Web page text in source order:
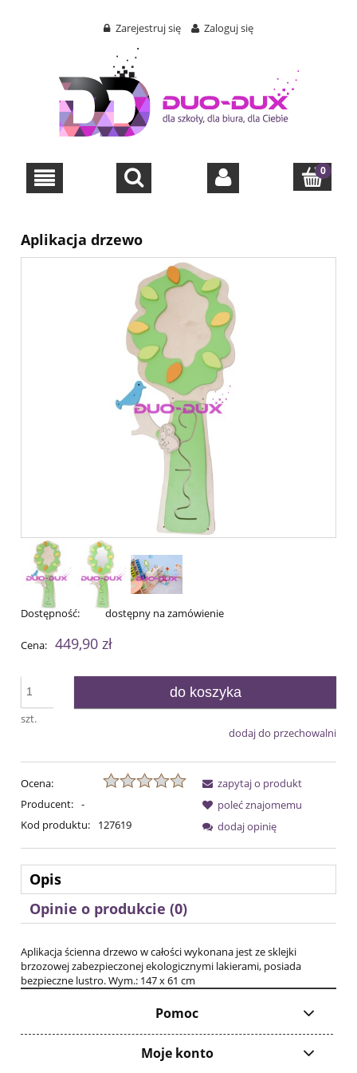
Zarejestruj się Zaloguj się
Aplikacja drzewo
Dostępność: dostępny na zamówienie
Cena: 449,90 zł
szt.
do koszyka
dodaj do przechowalni
Ocena:
Producent: -
Kod produktu:
127619
zapytaj o produkt
poleć znajomemu
dodaj opinię
Opis
Opinie o produkcie (0)
Aplikacja ścienna drzewo w całości wykonana jest ze sklejki
brzozowej zabezpieczonej ekologicznymi lakierami, posiada
bezpieczne lustro. Wym.: 147 x 61 cm
Pomoc
Moje konto